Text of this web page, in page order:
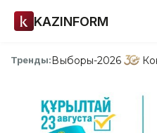
KAZINFORM
Тренды:Выборы-2026